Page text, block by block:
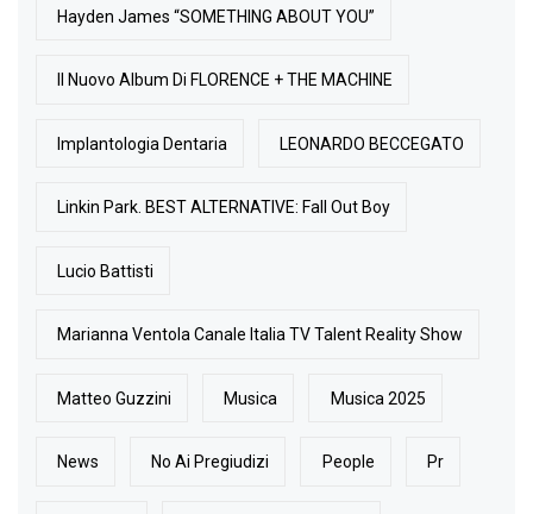
Hayden James “SOMETHING ABOUT YOU”
Il Nuovo Album Di FLORENCE + THE MACHINE
Implantologia Dentaria LEONARDO BECCEGATO
Linkin Park. BEST ALTERNATIVE: Fall Out Boy
Lucio Battisti
Marianna Ventola Canale Italia TV Talent Reality Show
Matteo Guzzini Musica Musica 2025
News No Ai Pregiudizi People Pr